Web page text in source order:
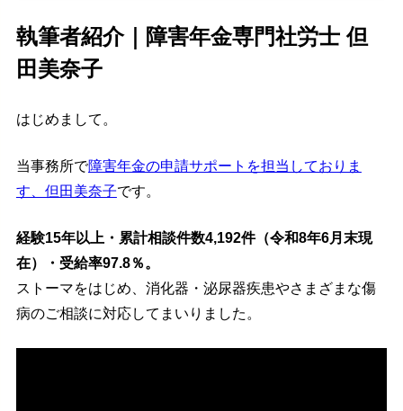
執筆者紹介｜障害年金専門社労士 但
田美奈子
はじめまして。
当事務所で障害年金の申請サポートを担当しておりま
す、但田美奈子です。
経験15年以上・累計相談件数4,192件（令和8年6月末現
在）・受給率97.8％。
ストーマをはじめ、消化器・泌尿器疾患やさまざまな傷
病のご相談に対応してまいりました。